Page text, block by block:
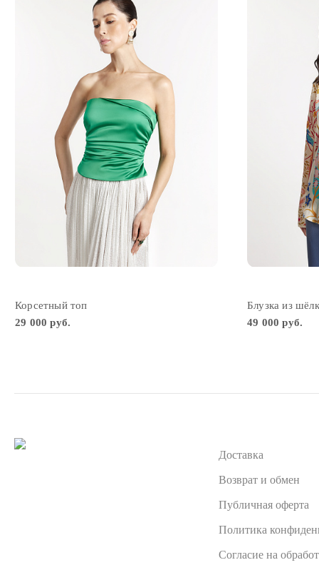
Корсетный топ
29 000 руб.
Блузка из
49 000 руб.
Доставка
Возврат и обмен
Публичная оферта
Политика
Согласие на